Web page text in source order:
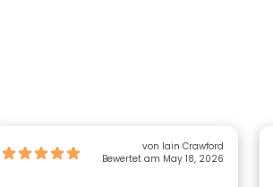
von Iain Crawford
Bewertet am May 18, 2026